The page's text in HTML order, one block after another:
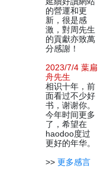
的營運和更
新，很是感
激，對周先生
的貢獻亦致萬
分感謝！
2023/7/4 葉扁
舟先生
相识十年，前
面看过不少好
书，谢谢你。
今年时间更多
了，希望在
haodoo度过
更好的年华。
>> 更多感言